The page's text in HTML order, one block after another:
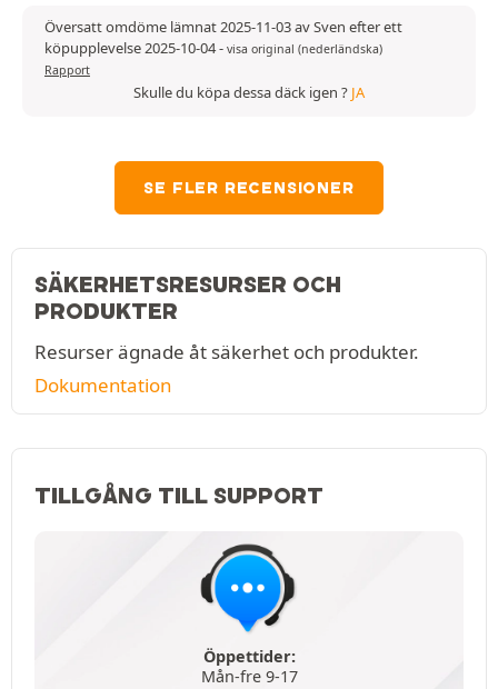
Översatt omdöme lämnat 2025-11-03 av Sven efter ett
köpupplevelse 2025-10-04- visa original (nederländska)
Rapport
Skulle du köpa dessa däck igen ? JA
SE FLER RECENSIONER
SÄKERHETSRESURSER OCH
PRODUKTER
Resurser ägnade åt säkerhet och produkter.
Dokumentation
TILLGÅNG TILL SUPPORT
Öppettider:
Mån-fre 9-17